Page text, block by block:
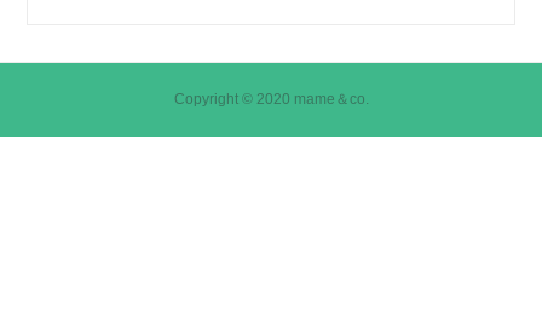
Copyright © 2020 mame＆co.